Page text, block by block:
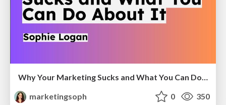
Why Your Marketing Sucks and What You Can Do About It - Sophie Logan
marketingsoph
0 350